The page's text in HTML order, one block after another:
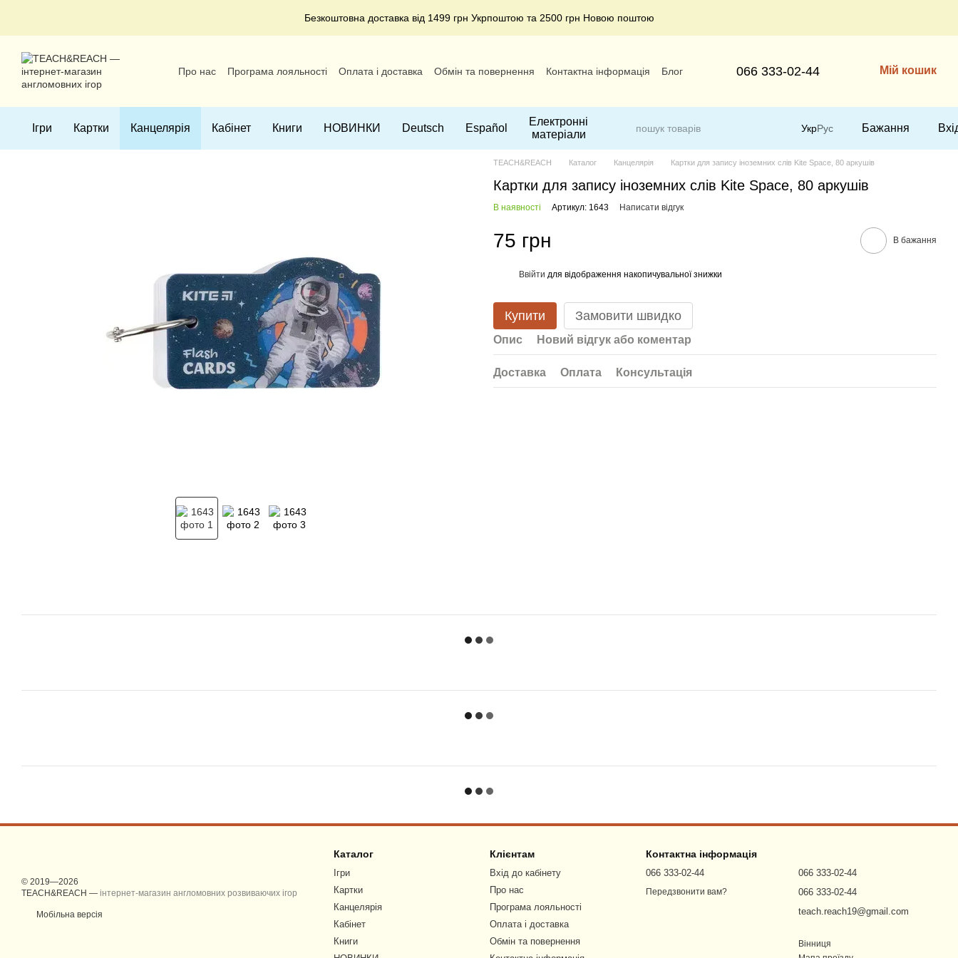
Безкоштовна доставка від 1499 грн Укрпоштою та 2500 грн Новою поштою
Про нас Програма лояльності Оплата і доставка Обмін та повернення Контактна інформація
Блог
066 333-02-44 Мій кошик
Ігри Картки Канцелярія Кабінет Книги НОВИНКИ Deutsch Español
Електронні
матеріали
УкрРус Бажання
TEACH&REACH Каталог Канцелярія Картки для запису іноземних слів Kite Space, 80 аркушів
Картки для запису іноземних слів Kite Space, 80 аркушів
В наявності Артикул: 1643 Написати відгук
75 грн В бажання
Ввійти для відображення накопичувальної знижки
Купити Замовити швидко
Опис Новий відгук або коментар
Доставка Оплата Консультація
© 2019—2026
TEACH&REACH — інтернет-магазин англомовних розвиваючих ігор
Мобільна версія
Каталог
Ігри
Картки
Канцелярія
Кабінет
Книги
Клієнтам
Вхід до кабінету
Про нас
Програма лояльності
Оплата і доставка
Обмін та повернення
Контактна інформація
066 333-02-44
Передзвонити вам?
066 333-02-44
066 333-02-44
teach.reach19@gmail.com
Вінниця